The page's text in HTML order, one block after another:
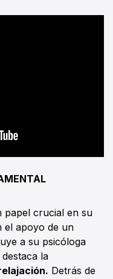
papel crucial en su
el apoyo de un
a su psicóloga
la
Detrás de